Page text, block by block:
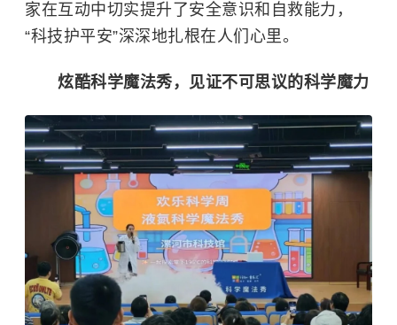
家在互动中切实提升了安全意识和自救能力，
“科技护平安”深深地扎根在人们心里。
炫酷科学魔法秀，见证不可思议的科学魔力